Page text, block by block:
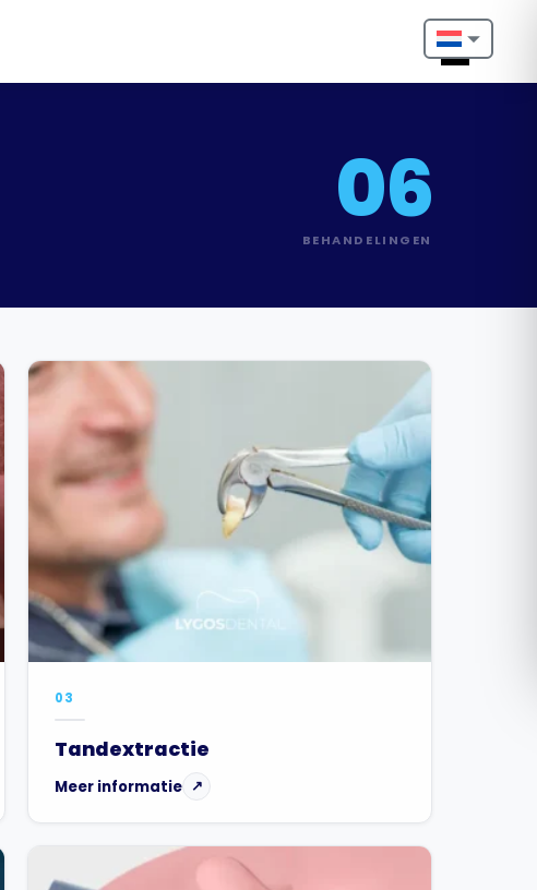
Nederlands
Français
Türkçe
Български
Română
06
BEHANDELINGEN
03
Tandextractie
Meer informatie ↗